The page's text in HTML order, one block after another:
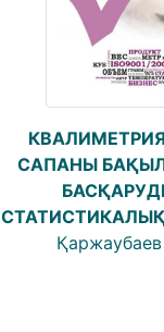
САПАНЫ
СТАТИСТИКАЛЫҚ